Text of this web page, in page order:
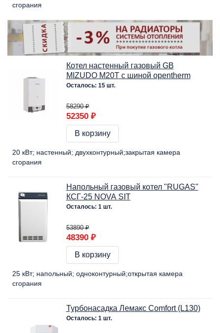
сгорания
Котел настенный газовый GB
MIZUDO M20Т c шиной opentherm
Осталось: 15 шт.
58290 ₽
52350 ₽
В корзину
20 кВт настенный двухконтурный закрытая камера
сгорания
Напольный газовый котел "RUGAS"
КСГ-25 NOVA SIT
Осталось: 1 шт.
53890 ₽
48390 ₽
В корзину
25 кВт напольный одноконтурный открытая камера
сгорания
Турбонасадка Лемакс Comfort (L130)
Осталось: 1 шт.